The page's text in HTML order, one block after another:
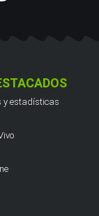
y estadísticas